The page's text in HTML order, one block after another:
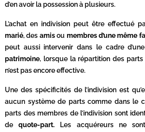
d’en avoir la possession à plusieurs.
L’achat en indivision peut être effectué
marié, des amisou membres d’une même
peut aussi intervenir dans le cadre d’une
patrimoine, lorsque la répartition des
n’est pas encore effective.
Une des spécificités de l’indivision est
aucun système de parts comme dans le
parts des membres de l’indivision sont
dequote-part. Les acquéreurs ne